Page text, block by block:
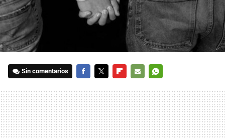
Sin comentarios
MAIL